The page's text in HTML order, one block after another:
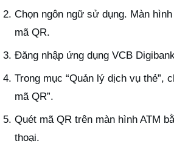
Chọn ngôn ngữ sử dụng. Màn
mã QR.
Đăng nhập ứng dụng VCB
Trong mục “Quản lý dịch vụ thẻ”,
mã QR”.
Quét mã QR trên màn hình ATM
thoại.